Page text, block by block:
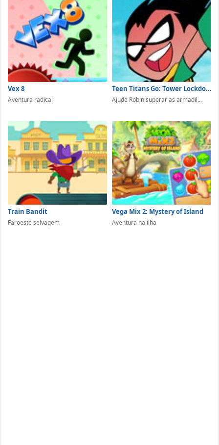
Vex 8
Aventura radical
Teen Titans Go: Tower Lockdown
Ajude Robin superar as armadil...
Train Bandit
Faroeste selvagem
Vega Mix 2: Mystery of Island
Aventura na ilha